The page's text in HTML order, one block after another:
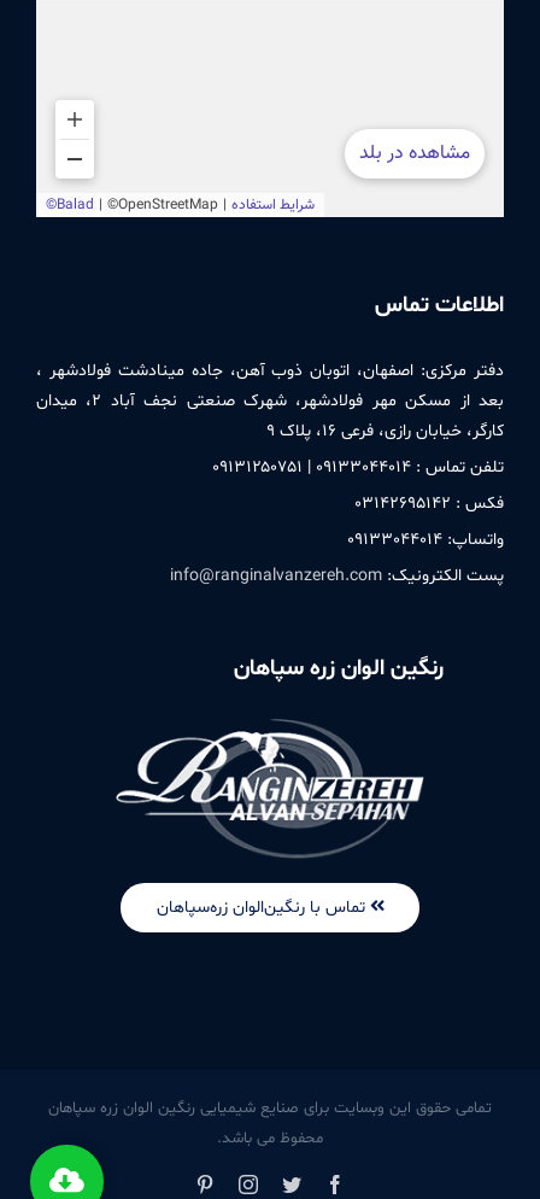
اطلاعات تماس
دفتر مركزی: اصفهان، اتوبان ذوب آهن، جاده مینادشت فولادشهر ،
بعد از مسکن مهر فولادشهر، شهرک صنعتی نجف آباد ۲، میدان
کارگر، خیابان رازی، فرعی ۱۶، پلاک ۹
تلفن تماس : ۰۹۱٣٣۰۴۴۰۱۴ | ۰۹۱٣۱۲۵۰٧۵۱
فکس : ۰٣۱۴۲۶۹۵۱۴۲
واتساپ: ۰۹۱٣٣۰۴۴۰۱۴
پست الکترونیک: info@ranginalvanzereh.com
رنگین الوان زره سپاهان
تماس با رنگین‌الوان زره‌سپاهان
تمامی حقوق این وبسایت برای صنایع شیمیایی رنگین الوان زره سپاهان
محفوظ می باشد.
Facebook
Twitter
Instagram